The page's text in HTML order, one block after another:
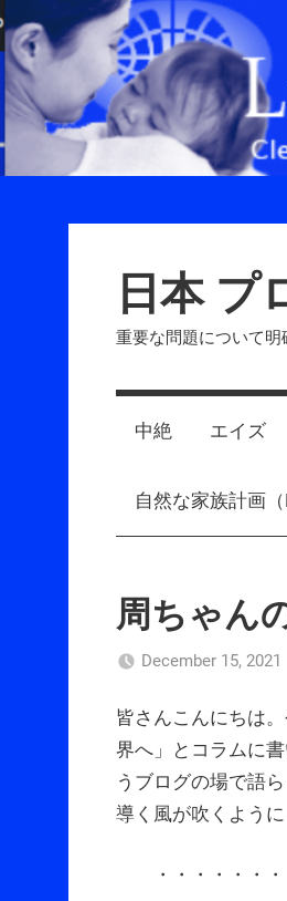
Skip
to
content
日本 プ
重要な問題について明
中絶 エイズ
自然な家族計画
周ちゃん
December 15, 2021
皆さんこんにちは
界へ」とコラムに
うブログの場で語
導く風が吹くよう
・・・・・・